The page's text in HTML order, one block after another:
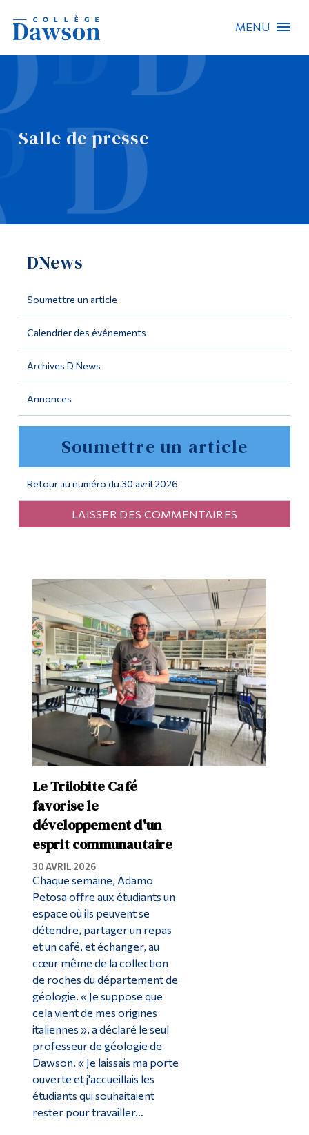
MENU
Salle de presse
DNews
Soumettre un article
Calendrier des événements
Archives D News
Annonces
Soumettre un article
Retour au numéro du 30 avril 2026
LAISSER DES COMMENTAIRES
Le Trilobite Café
favorise le
développement d'un
esprit communautaire
30 AVRIL 2026
Chaque semaine, Adamo
Petosa offre aux étudiants un
espace où ils peuvent se
détendre, partager un repas
et un café, et échanger, au
cœur même de la collection
de roches du département de
géologie. « Je suppose que
cela vient de mes origines
italiennes », a déclaré le seul
professeur de géologie de
Dawson. « Je laissais ma porte
ouverte et j'accueillais les
étudiants qui souhaitaient
rester pour travailler…
Recherche sur le site
Recherche de personnes
EN
Omnivox
Outils
Programmes
Formation continue
Admissions
Qui vous êtes
Étudiants actuels
Corps enseignant et
personnel administratif
Diplômé·es et visiteur·euses